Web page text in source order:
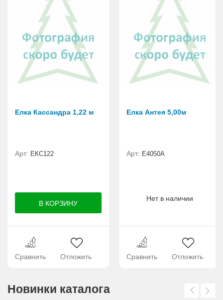
Елка Кассандра 1,22 м
Арт: ЕКС122
Сравнить Отложить
Елка Антея 5,00м
Арт: E4050A
Нет в наличии
Сравнить Отложить
Новинки каталога